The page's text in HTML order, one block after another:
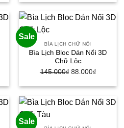
145.000₫.
là:
Sale
BÌA LỊCH CHỮ NỔI
Bìa Lịch Bloc Dán Nổi 3D
Chữ Lộc
145.000₫ Giá
145.000₫.
88.000₫
là:
Sale